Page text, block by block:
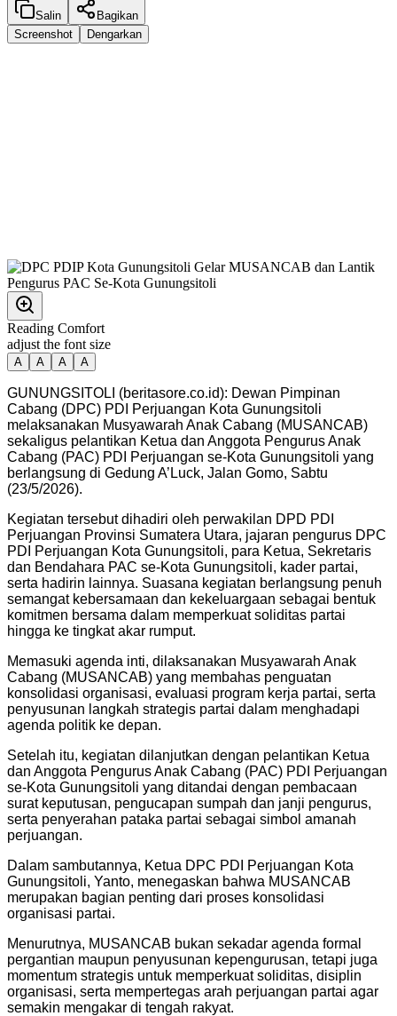
Salin
Bagikan
Screenshot
Dengarkan
Reading Comfort
adjust the font size
A A A A
GUNUNGSITOLI (beritasore.co.id): Dewan Pimpinan
Cabang (DPC) PDI Perjuangan Kota Gunungsitoli
melaksanakan Musyawarah Anak Cabang (MUSANCAB)
sekaligus pelantikan Ketua dan Anggota Pengurus Anak
Cabang (PAC) PDI Perjuangan se-Kota Gunungsitoli yang
berlangsung di Gedung A’Luck, Jalan Gomo, Sabtu
(23/5/2026).
Kegiatan tersebut dihadiri oleh perwakilan DPD PDI
Perjuangan Provinsi Sumatera Utara, jajaran pengurus DPC
PDI Perjuangan Kota Gunungsitoli, para Ketua, Sekretaris
dan Bendahara PAC se-Kota Gunungsitoli, kader partai,
serta hadirin lainnya. Suasana kegiatan berlangsung penuh
semangat kebersamaan dan kekeluargaan sebagai bentuk
komitmen bersama dalam memperkuat soliditas partai
hingga ke tingkat akar rumput.
Memasuki agenda inti, dilaksanakan Musyawarah Anak
Cabang (MUSANCAB) yang membahas penguatan
konsolidasi organisasi, evaluasi program kerja partai, serta
penyusunan langkah strategis partai dalam menghadapi
agenda politik ke depan.
Setelah itu, kegiatan dilanjutkan dengan pelantikan Ketua
dan Anggota Pengurus Anak Cabang (PAC) PDI Perjuangan
se-Kota Gunungsitoli yang ditandai dengan pembacaan
surat keputusan, pengucapan sumpah dan janji pengurus,
serta penyerahan pataka partai sebagai simbol amanah
perjuangan.
Dalam sambutannya, Ketua DPC PDI Perjuangan Kota
Gunungsitoli, Yanto, menegaskan bahwa MUSANCAB
merupakan bagian penting dari proses konsolidasi
organisasi partai.
Menurutnya, MUSANCAB bukan sekadar agenda formal
pergantian maupun penyusunan kepengurusan, tetapi juga
momentum strategis untuk memperkuat soliditas, disiplin
organisasi, serta mempertegas arah perjuangan partai agar
semakin mengakar di tengah rakyat.